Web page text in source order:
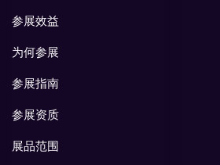
参展效益
为何参展
参展指南
参展资质
展品范围